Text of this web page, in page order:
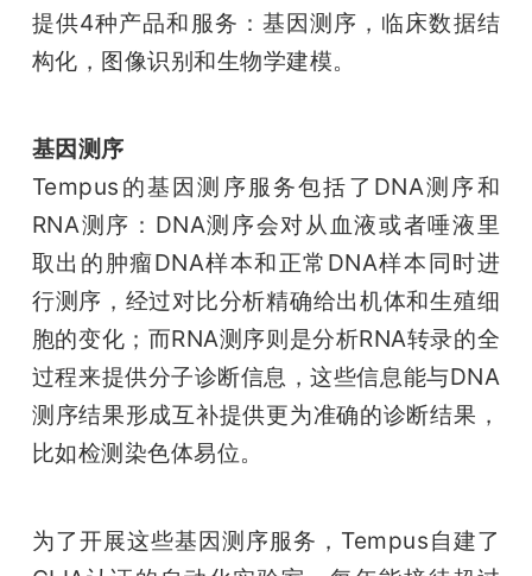
提供4种产品和服务：基因测序，临床数据结
构化，图像识别和生物学建模。
基因测序
Tempus的基因测序服务包括了DNA测序和
RNA测序：DNA测序会对从血液或者唾液里
取出的肿瘤DNA样本和正常DNA样本同时进
行测序，经过对比分析精确给出机体和生殖细
胞的变化；而RNA测序则是分析RNA转录的全
过程来提供分子诊断信息，这些信息能与DNA
测序结果形成互补提供更为准确的诊断结果，
比如检测染色体易位。
为了开展这些基因测序服务，Tempus自建了